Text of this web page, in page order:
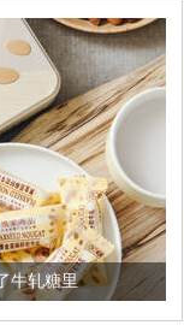
被列入佛家七